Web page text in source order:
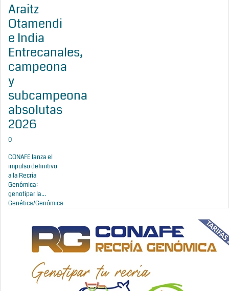
Araitz
Otamendi
e India
Entrecanales,
campeona
y
subcampeona
absolutas
2026
0
CONAFE lanza el
impulso definitivo
a la Recría
Genómica:
genotipar la...
Genética/Genómica